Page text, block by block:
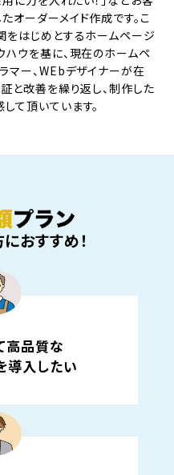
オーダーメイド作成です。こ
をはじめとするホームページ
ハウを基に、現在のホームペ
マー、WEbデザイナーが在
と改善を繰り返し、制作した
て頂いています。
おすすめ！
高品質な
導入したい